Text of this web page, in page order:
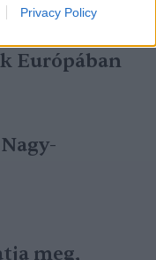
Privacy Policy
Európában
meg,